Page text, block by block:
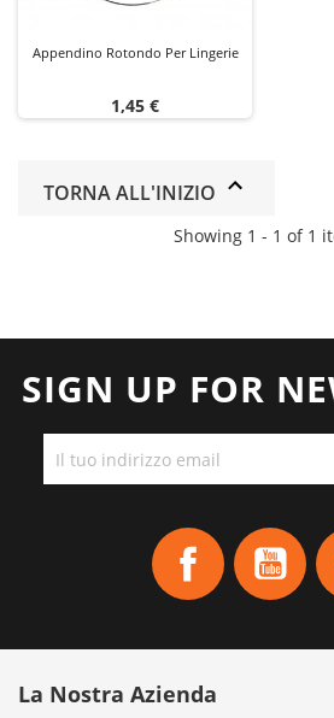
Appendino Rotondo Per Lingerie
Prezzo
1,45 €
TORNA ALL'INIZIO
Showing 1 - 1 of 1
SIGN UP FOR
Facebook
La Nostra Azienda